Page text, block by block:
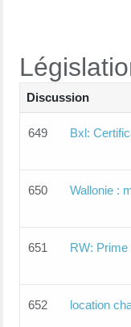
Discussion
649 Bxl:
650 Wallonie :
651 RW: Prime
652 location